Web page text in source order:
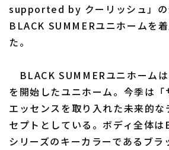
交流戦
東北楽天ゴールデンイーグル
オリックス・バファローズ
福岡ソフトバンクホークス
設定
supported by クーリッシュ」の
BLACK SUMMERユニホームを
た。
BLACK SUMMERユニホーム
を開始したユニホーム。今季は「
エッセンスを取り入れた未来的な
セプトとしている。ボディ全体
シリーズのキーカラーであるブラ